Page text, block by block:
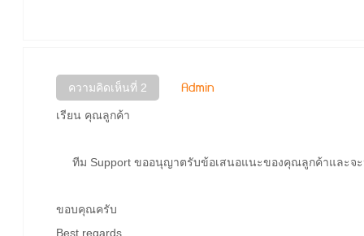
ความคิดเห็นที่ 2 Admin
เรียน คุณลูกค้า
ทีม Support ขออนุญาตรับข้อเสนอแนะของคุณลูกค้าและจ
ขอบคุณครับ
Best regards,